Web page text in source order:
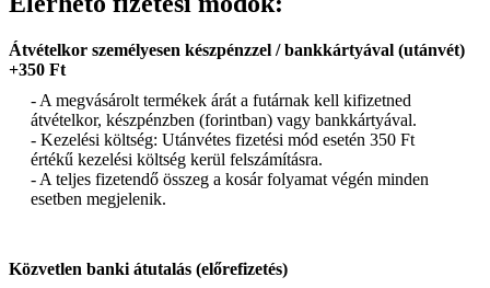
Átvételkor személyesen készpénzzel / bankkártyával (utánvét)
+350 Ft
- A megvásárolt termékek árát a futárnak kell kifizetned
átvételkor, készpénzben (forintban) vagy bankkártyával.
- Kezelési költség: Utánvétes fizetési mód esetén 350 Ft
értékű kezelési költség kerül felszámításra.
- A teljes fizetendő összeg a kosár folyamat végén minden
esetben megjelenik.
Közvetlen banki átutalás (előrefizetés)